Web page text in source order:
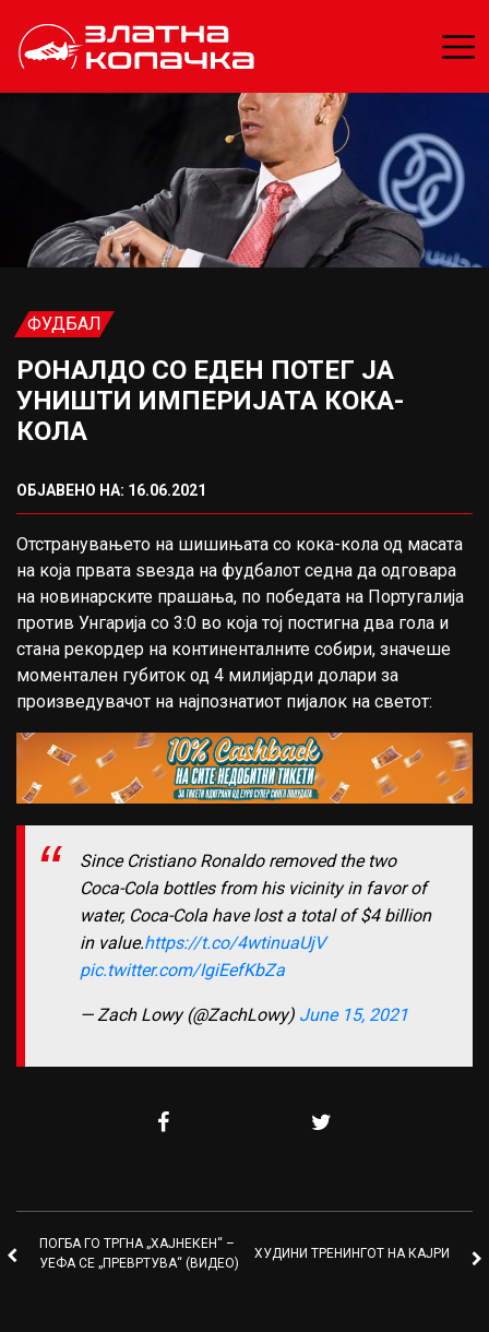
ФУДБАЛ
РОНАЛДО СО ЕДЕН ПОТЕГ ЈА
УНИШТИ ИМПЕРИЈАТА КОКА-
КОЛА
ОБЈАВЕНО НА: 16.06.2021
Отстранувањето на шишињата со кока-кола од масата
на која првата ѕвезда на фудбалот седна да одговара
на новинарските прашања, по победата на Португалија
против Унгарија со 3:0 во која тој постигна два гола и
стана рекордер на континенталните собири, значеше
моментален губиток од 4 милијарди долари за
произведувачот на најпознатиот пијалок на светот:
Since Cristiano Ronaldo removed the two
Coca-Cola bottles from his vicinity in favor of
water, Coca-Cola have lost a total of $4 billion
in value.https://t.co/4wtinuaUjV
pic.twitter.com/IgiEefKbZa
— Zach Lowy (@ZachLowy) June 15, 2021
ПОГБА ГО ТРГНА „ХАЈНЕКЕН“ –
УЕФА СЕ „ПРЕВРТУВА“ (ВИДЕО)
ХУДИНИ ТРЕНИНГОТ НА КАЈРИ